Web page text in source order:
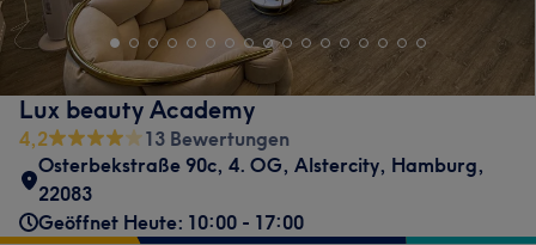
Lux beauty Academy
4,2
13 Bewertungen
Osterbekstraße 90c, 4. OG, Alstercity, Hamburg,
22083
Geöffnet Heute: 10:00 - 17:00